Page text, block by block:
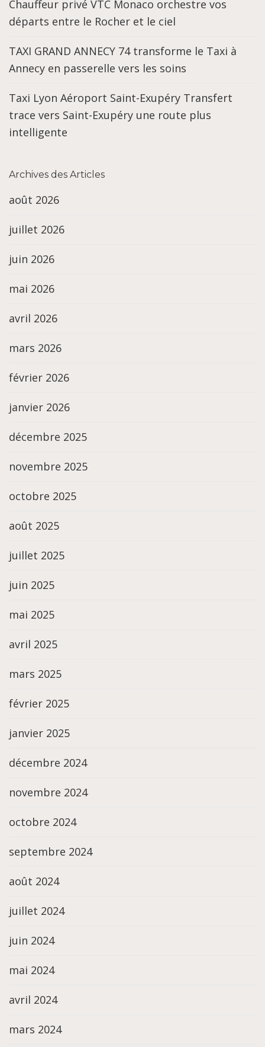
Chauffeur privé VTC Monaco orchestre vos
départs entre le Rocher et le ciel
TAXI GRAND ANNECY 74 transforme le Taxi à
Annecy en passerelle vers les soins
Taxi Lyon Aéroport Saint-Exupéry Transfert
trace vers Saint-Exupéry une route plus
intelligente
Archives des Articles
août 2026
juillet 2026
juin 2026
mai 2026
avril 2026
mars 2026
février 2026
janvier 2026
décembre 2025
novembre 2025
octobre 2025
août 2025
juillet 2025
juin 2025
mai 2025
avril 2025
mars 2025
février 2025
janvier 2025
décembre 2024
novembre 2024
octobre 2024
septembre 2024
août 2024
juillet 2024
juin 2024
mai 2024
avril 2024
mars 2024